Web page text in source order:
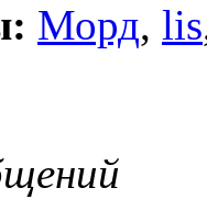
Морд, lis